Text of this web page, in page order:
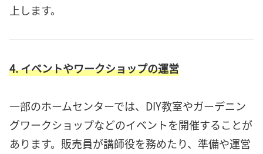
上します。
4. イベントやワークショップの運営
一部のホームセンターでは、DIY教室やガーデニン
グワークショップなどのイベントを開催することが
あります。販売員が講師役を務めたり、準備や運営